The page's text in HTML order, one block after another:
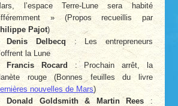
l’espace Terre-Lune sera habité
» (Propos recueillis par
Pajot)
Denis Delbecq: Les entrepreneurs
la Lune
Francis Rocard : Prochain arrêt, la
rouge (Bonnes feuilles du livre
nouvelles de Mars)
Donald Goldsmith & Martin Rees :